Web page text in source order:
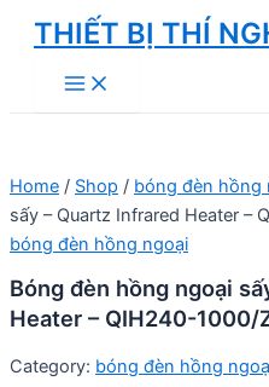
Skip
content
THIẾT BỊ THÍ
Main
Menu
Home / Shop / bóng đèn hồng
sấy – Quartz Infrared Heater –
bóng đèn hồng ngoại
Bóng đèn hồng ngoại
Heater – QIH240-1000/
Category: bóng đèn hồng